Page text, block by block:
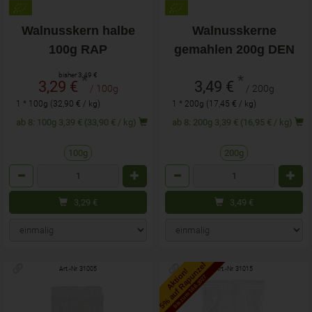
Walnusskern halbe
100g RAP
bisher 3,49 €
3,29 €* / 100g
1 * 100g (32,90 € / kg)
ab 8: 100g 3,39 € (33,90 € / kg)
100g
3,29 €
Walnusskerne
gemahlen 200g DEN
3,49 € * / 200g
1 * 200g (17,45 € / kg)
ab 8: 200g 3,39 € (16,95 € / kg)
200g
3,49 €
Art.-Nr. 31005 Aktion!
5% auf Rapunzel
bis zum 16.6.2027
Art.-Nr. 31015